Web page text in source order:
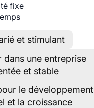
fixe
et stimulant
dans une entreprise
et stable
le développement
et la croissance